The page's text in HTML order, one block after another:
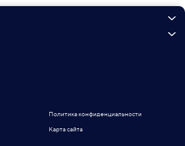
Политика конфиденциальности
Карта сайта